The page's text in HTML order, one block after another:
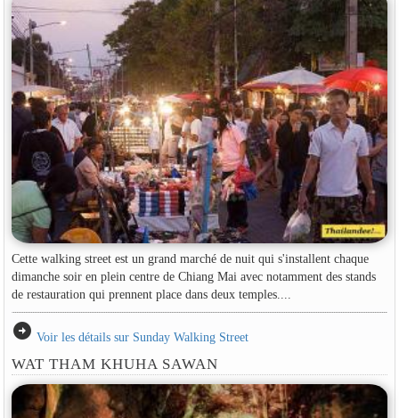
Cette walking street est un grand marché de nuit qui s'installent chaque
dimanche soir en plein centre de Chiang Mai avec notamment des stands
de restauration qui prennent place dans deux temples....
arrow_circle_right Voir les détails sur Sunday Walking Street
WAT THAM KHUHA SAWAN